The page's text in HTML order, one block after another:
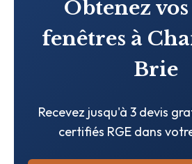
Obtenez
fenêtres à
Brie
Recevez jusqu'à 3 devis
certifiés RGE dans